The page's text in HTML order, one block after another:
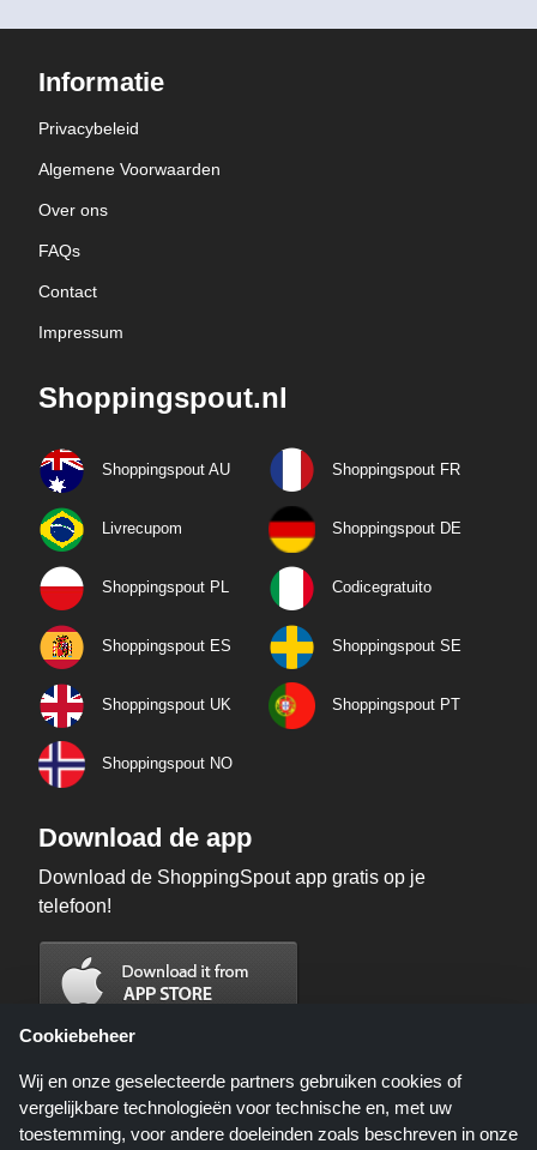
Informatie
Privacybeleid
Algemene Voorwaarden
Over ons
FAQs
Contact
Impressum
Shoppingspout.nl
Shoppingspout AU Shoppingspout FR
Livrecupom Shoppingspout DE
Shoppingspout PL Codicegratuito
Shoppingspout ES Shoppingspout SE
Shoppingspout UK Shoppingspout PT
Shoppingspout NO
Download de app
Download de ShoppingSpout app gratis op je
telefoon!
Cookiebeheer
Wij en onze geselecteerde partners gebruiken cookies of
vergelijkbare technologieën voor technische en, met uw
toestemming, voor andere doeleinden zoals beschreven in onze